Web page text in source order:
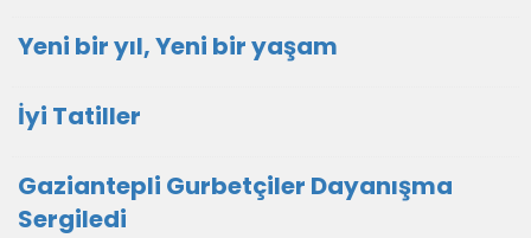
Yeni bir yıl, Yeni bir yaşam
İyi Tatiller
Gaziantepli Gurbetçiler Dayanışma
Sergiledi